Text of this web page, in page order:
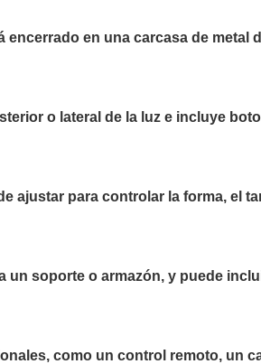
en una carcasa de
o lateral de la luz e incluye
ajustar para controlar la forma, el
soporte o armazón, y puede
como un control remoto, un